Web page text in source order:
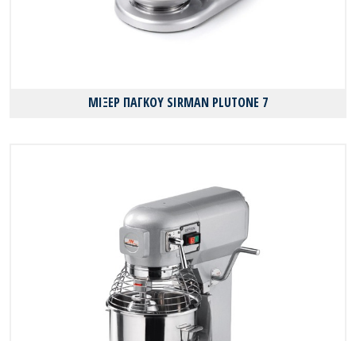
ΜΙΞΕΡ ΠΑΓΚΟΥ SIRMAN PLUTONE 7